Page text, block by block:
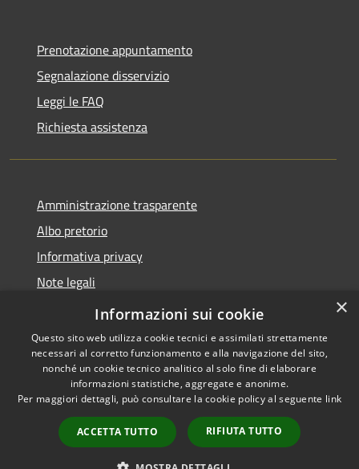
Prenotazione appuntamento
Segnalazione disservizio
Leggi le FAQ
Richiesta assistenza
Amministrazione trasparente
Albo pretorio
Informativa privacy
Note legali
Dichiarazione di accessibilità
Accessibilità
Copyright © 2026 • Comune di
Cencenighe Agordino •
Powered byMunicipium
Accesso redazione
×
Informazioni sui cookie
Questo sito web utilizza cookie tecnici e assimilati strettamente
necessari al corretto funzionamento e alla navigazione del sito,
nonché un cookie tecnico analitico al solo fine di elaborare
informazioni statistiche, aggregate e anonime.
Per maggiori dettagli, può consultare la cookie policy al seguente link
ACCETTA TUTTO RIFIUTA TUTTO